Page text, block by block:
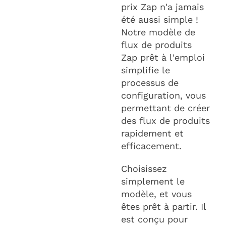
prix Zap n'a jamais
été aussi simple !
Notre modèle de
flux de produits
Zap prêt à l'emploi
simplifie le
processus de
configuration, vous
permettant de créer
des flux de produits
rapidement et
efficacement.
Choisissez
simplement le
modèle, et vous
êtes prêt à partir. Il
est conçu pour